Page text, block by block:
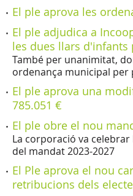
El ple aprova les
El ple adjudica a
les dues llars d'infants
També per unanimitat,
ordenança municipal
El ple aprova una
785.051 €
El ple obre el nou
La corporació va
del mandat 2023-2027
El Ple aprova el nou
retribucions dels